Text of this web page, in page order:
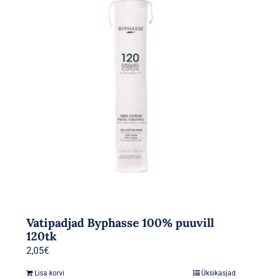
Vatipadjad Byphasse 100% puuvill
120tk
2,05€
Lisa korvi Üksikasjad